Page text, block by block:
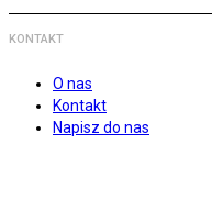
KONTAKT
O nas
Kontakt
Napisz do nas